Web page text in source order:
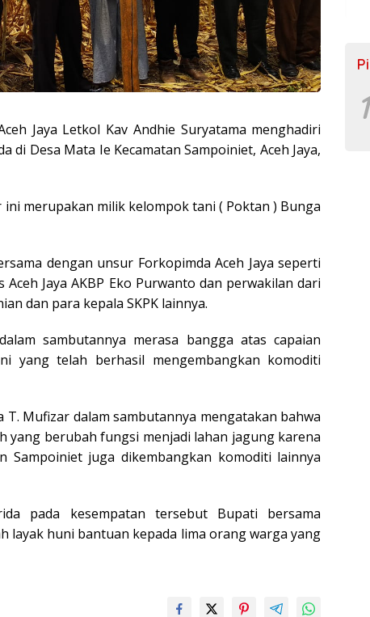
Jaya Letkol Kav Andhie Suryatama menghadiri
Desa Mata Ie Kecamatan Sampoiniet, Aceh Jaya,
merupakan milik kelompok tani ( Poktan ) Bunga
dengan unsur Forkopimda Aceh Jaya seperti
Jaya AKBP Eko Purwanto dan perwakilan dari
dan para kepala SKPK lainnya.
sambutannya merasa bangga atas capaian
yang telah berhasil mengembangkan komoditi
T. Mufizar dalam sambutannya mengatakan bahwa
yang berubah fungsi menjadi lahan jagung karena
Sampoiniet juga dikembangkan komoditi lainnya
pada kesempatan tersebut Bupati bersama
layak huni bantuan kepada lima orang warga yang
1